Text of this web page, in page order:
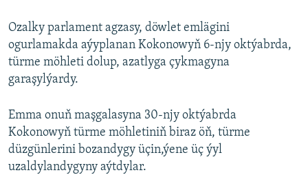
Ozalky parlament agzasy, döwlet emlägini
ogurlamakda aýyplanan Kokonowyň 6-njy oktýabrda,
türme möhleti dolup, azatlyga çykmagyna
garaşylýardy.
Emma onuň maşgalasyna 30-njy oktýabrda
Kokonowyň türme möhletiniň biraz öň, türme
düzgünlerini bozandygy üçin,ýene üç ýyl
uzaldylandygyny aýtdylar.